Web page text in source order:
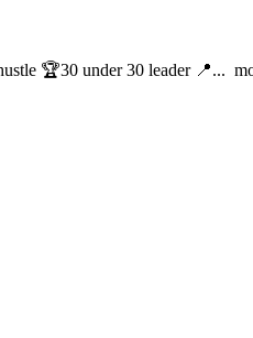
🏆30 under 30 leader 📍...